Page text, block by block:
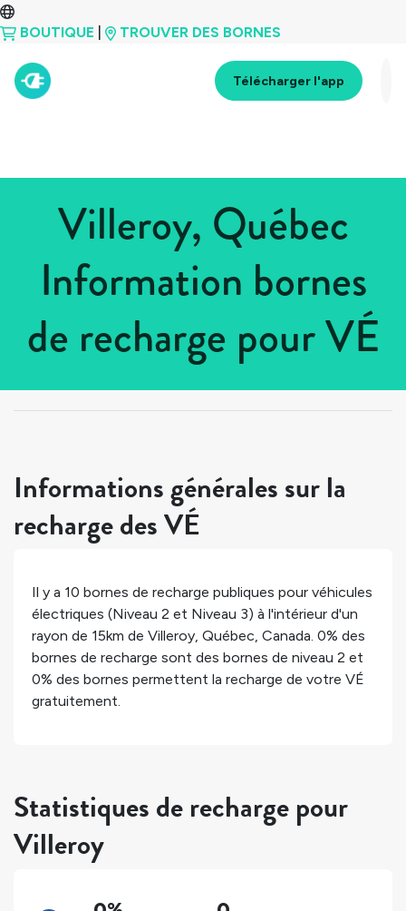
BOUTIQUE TROUVER DES BORNES
Télécharger l'app
Villeroy, Québec
Information bornes
de recharge pour VÉ
> Québec
Informations générales sur la
recharge des VÉ
Il y a 10 bornes de recharge publiques pour véhicules
électriques (Niveau 2 et Niveau 3) à l'intérieur d'un
rayon de 15km de Villeroy, Québec, Canada. 0% des
bornes de recharge sont des bornes de niveau 2 et
0% des bornes permettent la recharge de votre VÉ
gratuitement.
Statistiques de recharge pour
Villeroy